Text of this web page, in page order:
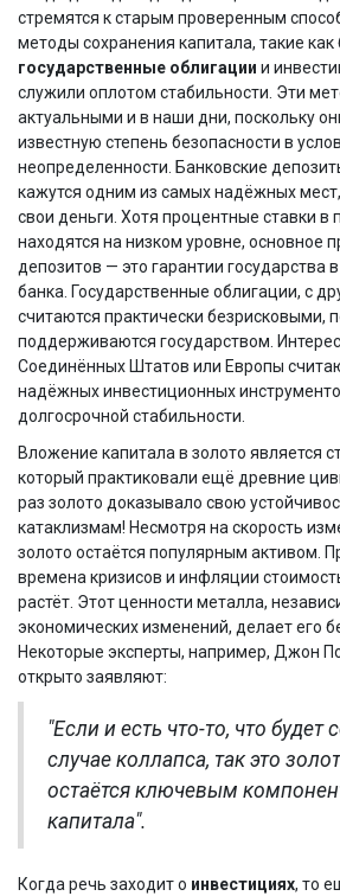
стремятся к старым проверенным
методы сохранения капитала, такие
государственные облигации и
служили оплотом стабильности. Эти
актуальными и в наши дни, поскольку
известную степень безопасности в
неопределенности. Банковские
кажутся одним из самых надёжных
свои деньги. Хотя процентные ставки в
находятся на низком уровне, основное
депозитов — это гарантии государства
банка. Государственные облигации, с
считаются практически безрисковыми,
поддерживаются государством.
Соединённых Штатов или Европы
надёжных инвестиционных
долгосрочной стабильности.
Вложение капитала в золото является
который практиковали ещё древние
раз золото доказывало свою
катаклизмам! Несмотря на скорость
золото остаётся популярным активом.
времена кризисов и инфляции
растёт. Этот ценности металла,
экономических изменений, делает его
Некоторые эксперты, например, Джон
открыто заявляют:
"Если и есть что-то, что будет
случае коллапса, так это
остаётся ключевым
капитала".
Когда речь заходит о инвестициях, то